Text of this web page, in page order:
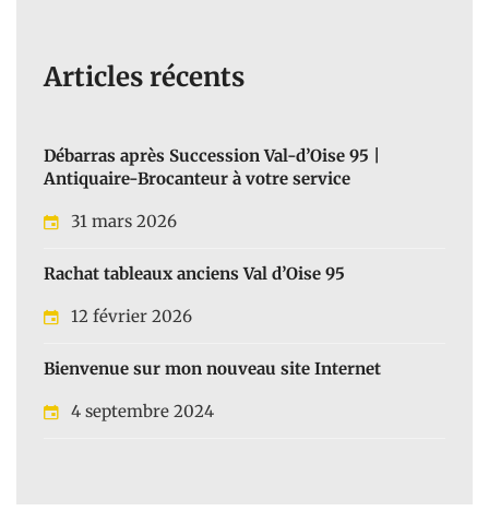
Articles récents
Débarras après Succession Val-d’Oise 95 |
Antiquaire-Brocanteur à votre service
31 mars 2026
Rachat tableaux anciens Val d’Oise 95
12 février 2026
Bienvenue sur mon nouveau site Internet
4 septembre 2024